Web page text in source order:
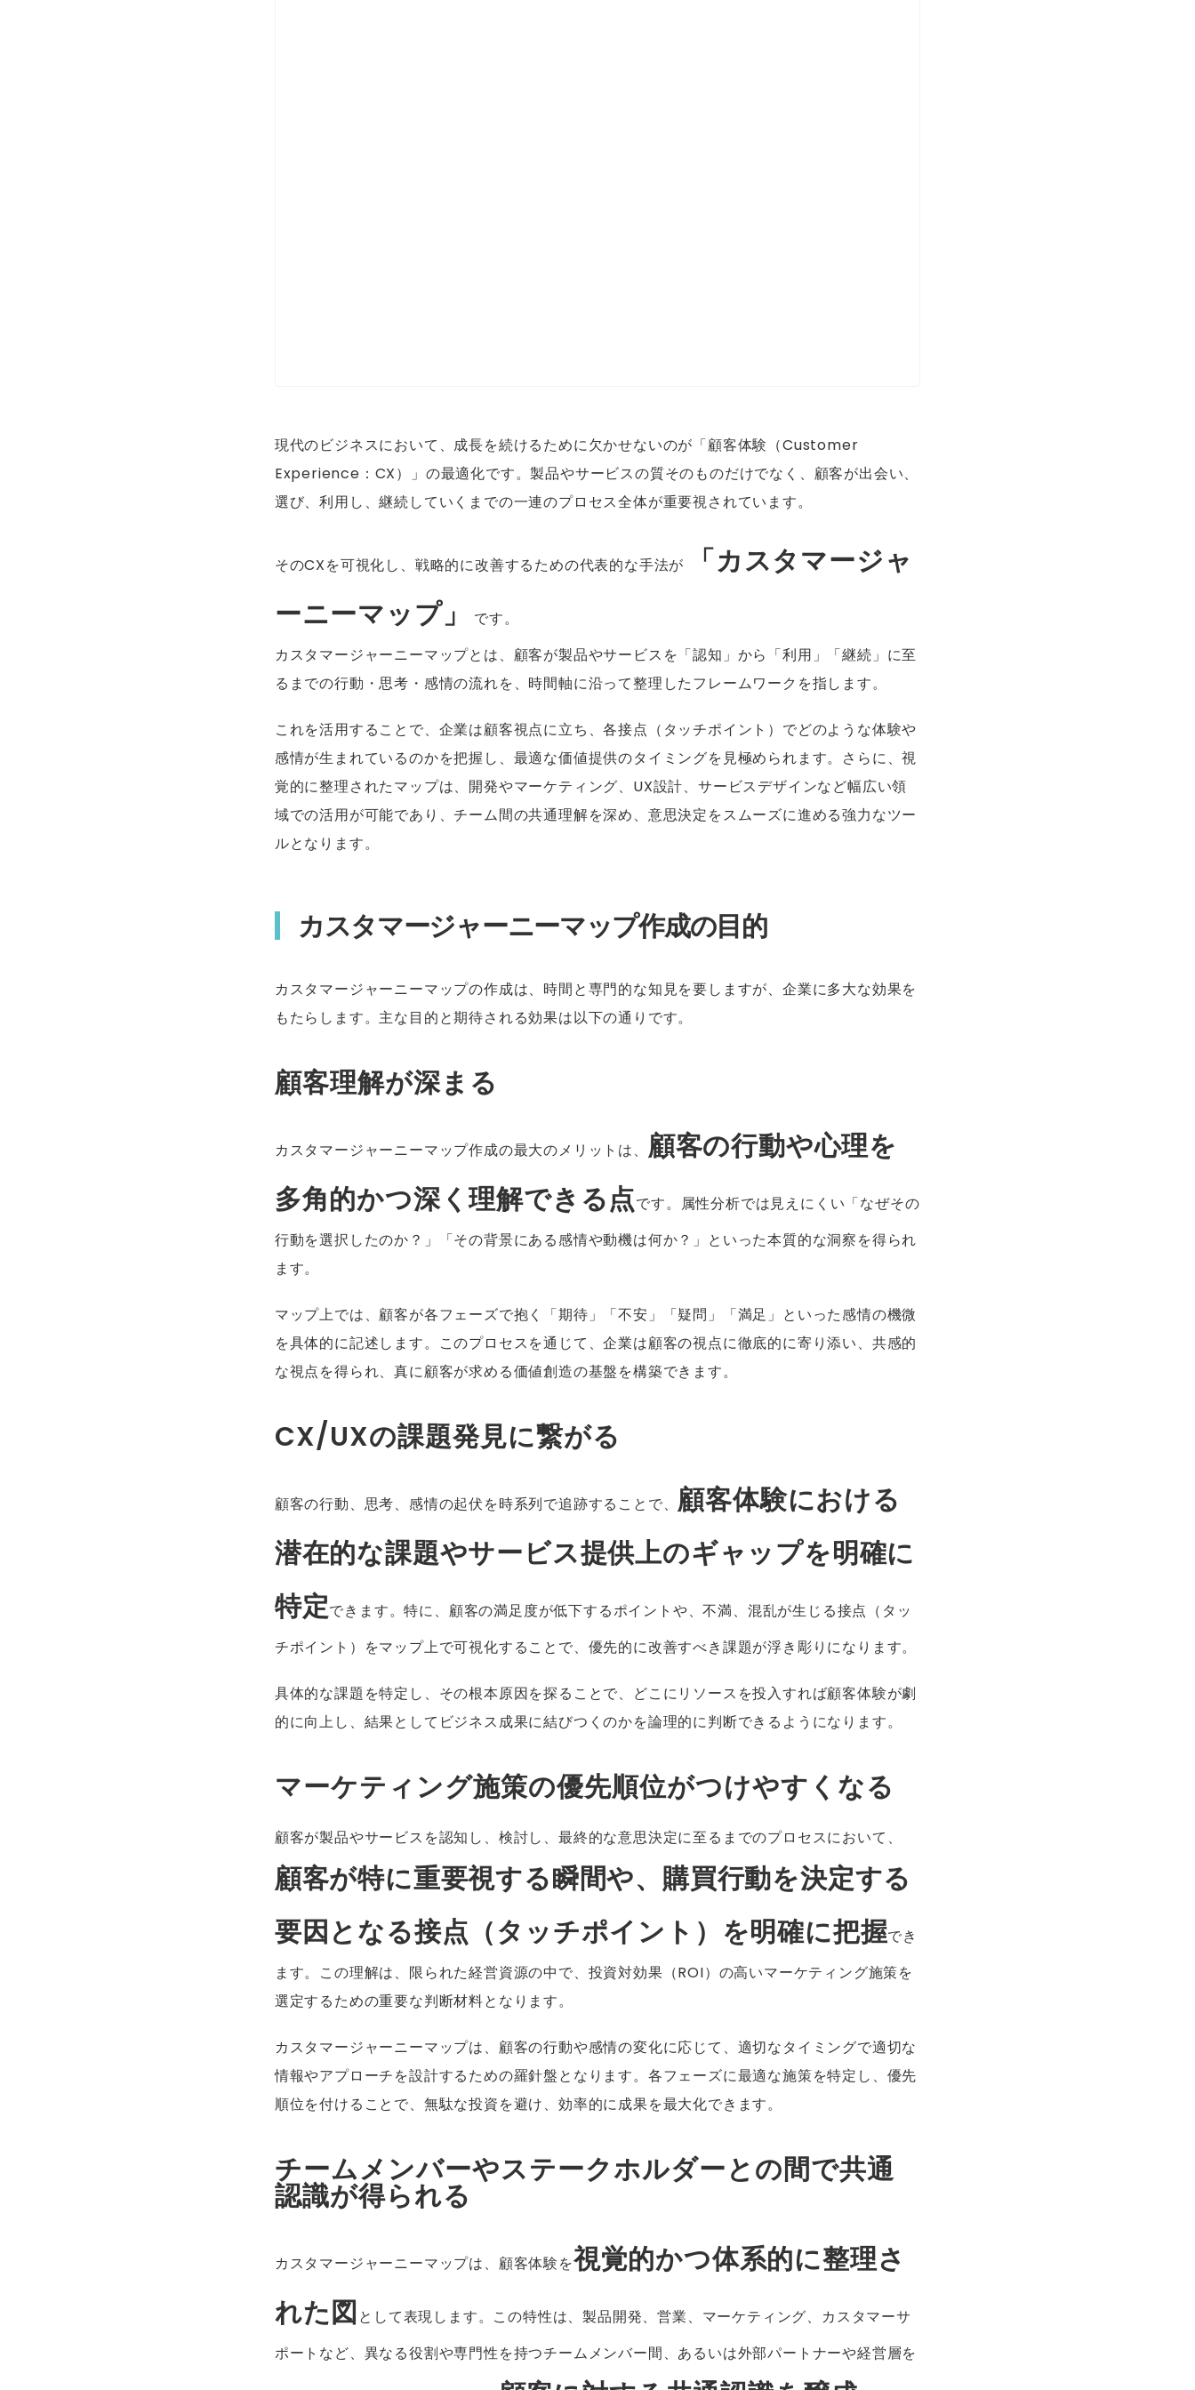
現代のビジネスにおいて、成長を続けるために欠かせないのが「顧客体験（Customer
Experience：CX）」の最適化です。製品やサービスの質そのものだけでなく、顧客が出会い、
選び、利用し、継続していくまでの一連のプロセス全体が重要視されています。
そのCXを可視化し、戦略的に改善するための代表的な手法が
「カスタマージャ
ーニーマップ」
です。
カスタマージャーニーマップとは、顧客が製品やサービスを「認知」から「利用」「継続」に至
るまでの行動・思考・感情の流れを、時間軸に沿って整理したフレームワークを指します。
これを活用することで、企業は顧客視点に立ち、各接点（タッチポイント）でどのような体験や
感情が生まれているのかを把握し、最適な価値提供のタイミングを見極められます。さらに、視
覚的に整理されたマップは、開発やマーケティング、UX設計、サービスデザインなど幅広い領
域での活用が可能であり、チーム間の共通理解を深め、意思決定をスムーズに進める強力なツー
ルとなります。
カスタマージャーニーマップ作成の目的
カスタマージャーニーマップの作成は、時間と専門的な知見を要しますが、企業に多大な効果を
もたらします。主な目的と期待される効果は以下の通りです。
顧客理解が深まる
カスタマージャーニーマップ作成の最大のメリットは、 顧客の行動や心理を
多角的かつ深く理解できる点です。属性分析では見えにくい「なぜその
行動を選択したのか？」「その背景にある感情や動機は何か？」といった本質的な洞察を得られ
ます。
マップ上では、顧客が各フェーズで抱く「期待」「不安」「疑問」「満足」といった感情の機微
を具体的に記述します。このプロセスを通じて、企業は顧客の視点に徹底的に寄り添い、共感的
な視点を得られ、真に顧客が求める価値創造の基盤を構築できます。
CX/UXの課題発見に繋がる
顧客の行動、思考、感情の起伏を時系列で追跡することで、 顧客体験における
潜在的な課題やサービス提供上のギャップを明確に
特定できます。特に、顧客の満足度が低下するポイントや、不満、混乱が生じる接点（タッ
チポイント）をマップ上で可視化することで、優先的に改善すべき課題が浮き彫りになります。
具体的な課題を特定し、その根本原因を探ることで、どこにリソースを投入すれば顧客体験が劇
的に向上し、結果としてビジネス成果に結びつくのかを論理的に判断できるようになります。
マーケティング施策の優先順位がつけやすくなる
顧客が製品やサービスを認知し、検討し、最終的な意思決定に至るまでのプロセスにおいて、
顧客が特に重要視する瞬間や、購買行動を決定する
要因となる接点（タッチポイント）を明確に把握でき
ます。この理解は、限られた経営資源の中で、投資対効果（ROI）の高いマーケティング施策を
選定するための重要な判断材料となります。
カスタマージャーニーマップは、顧客の行動や感情の変化に応じて、適切なタイミングで適切な
情報やアプローチを設計するための羅針盤となります。各フェーズに最適な施策を特定し、優先
順位を付けることで、無駄な投資を避け、効率的に成果を最大化できます。
チームメンバーやステークホルダーとの間で共通
認識が得られる
カスタマージャーニーマップは、顧客体験を視覚的かつ体系的に整理さ
れた図 として表現します。この特性は、製品開発、営業、マーケティング、カスタマーサ
ポートなど、異なる役割や専門性を持つチームメンバー間、あるいは外部パートナーや経営層を